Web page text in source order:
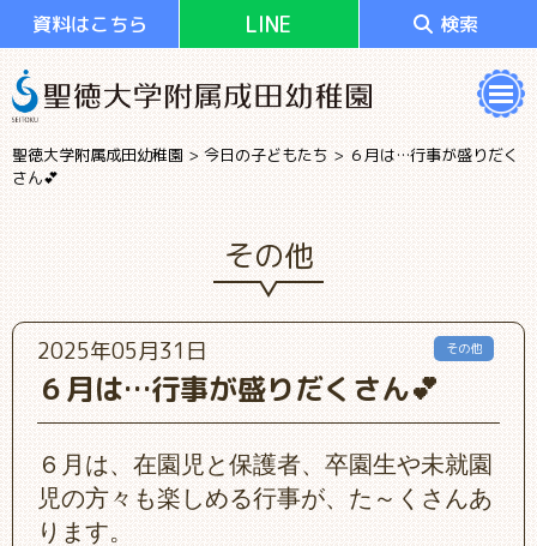
資料はこちら LINE 検索
聖徳大学附属成田幼稚園>今日の子どもたち>６月は…行事が盛りだく
さん💕
その他
2025年05月31日
６月は…行事が盛りだくさん💕
その他
６月は、在園児と保護者、卒園生や未就園
児の方々も楽しめる行事が、た～くさんあ
ります。